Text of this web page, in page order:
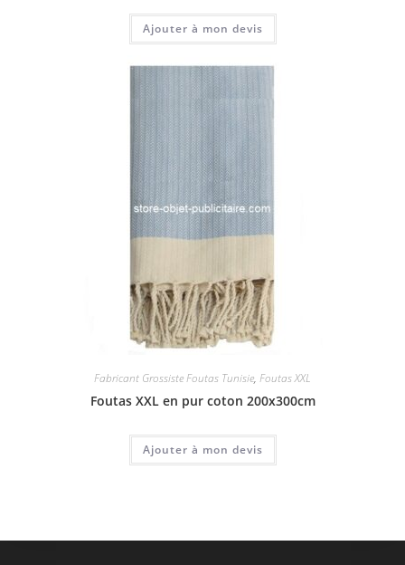
Ajouter à mon devis
Fabricant Grossiste Foutas Tunisie, Foutas XXL
Foutas XXL en pur coton 200x300cm
Ajouter à mon devis